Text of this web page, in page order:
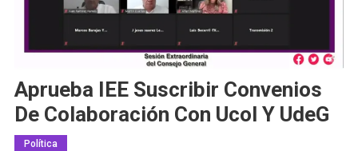
Aprueba IEE Suscribir Convenios
De Colaboración Con Ucol Y UdeG
Política